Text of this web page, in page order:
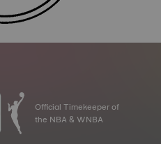
Official Timekeeper of
the NBA & WNBA